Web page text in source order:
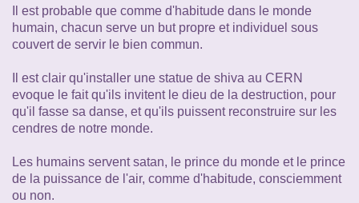
Il est probable que comme d'habitude dans le monde
humain, chacun serve un but propre et individuel sous
couvert de servir le bien commun.
Il est clair qu'installer une statue de shiva au CERN
evoque le fait qu'ils invitent le dieu de la destruction, pour
qu'il fasse sa danse, et qu'ils puissent reconstruire sur les
cendres de notre monde.
Les humains servent satan, le prince du monde et le prince
de la puissance de l'air, comme d'habitude, consciemment
ou non.